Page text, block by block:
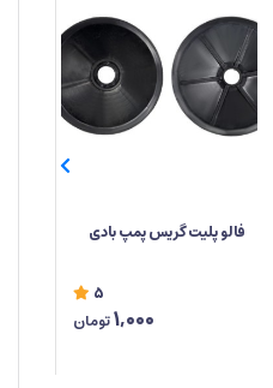
فالو پلیت گریس پمپ بادی
5
1,000تومان